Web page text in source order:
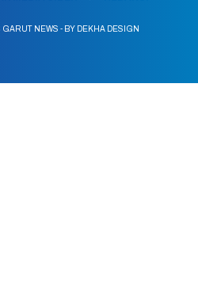
GARUT NEWS - BY DEKHA DESIGN